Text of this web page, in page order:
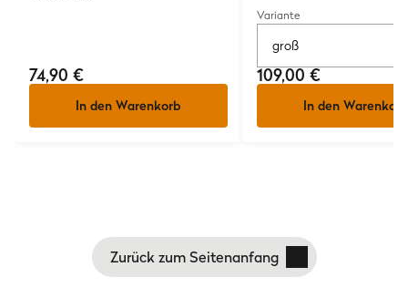
74,90 €
In den Warenkorb
Variante
groß
109,00 €
In den Warenkorb
Zurück zum Seitenanfang